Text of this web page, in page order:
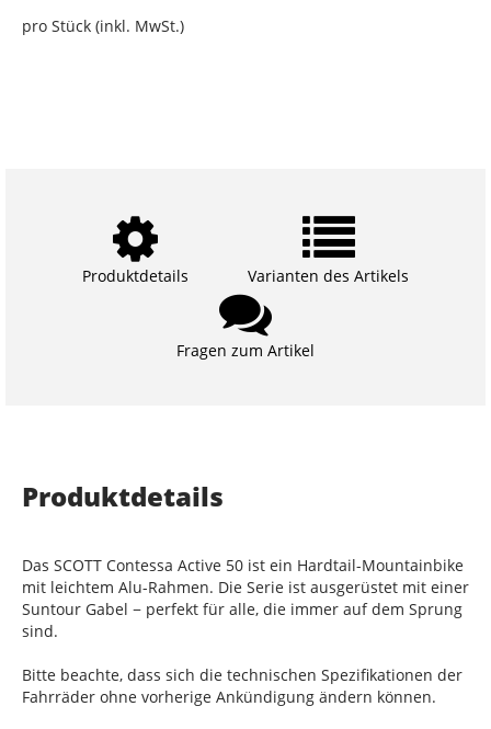
pro Stück (inkl. MwSt.)
Produktdetails Varianten des Artikels
Fragen zum Artikel
Produktdetails
Das SCOTT Contessa Active 50 ist ein Hardtail-Mountainbike
mit leichtem Alu-Rahmen. Die Serie ist ausgerüstet mit einer
Suntour Gabel − perfekt für alle, die immer auf dem Sprung
sind.
Bitte beachte, dass sich die technischen Spezifikationen der
Fahrräder ohne vorherige Ankündigung ändern können.